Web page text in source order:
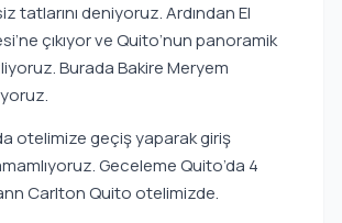
tatlarını deniyoruz. Ardından El
çıkıyor ve Quito’nun panoramik
Burada Bakire Meryem
otelimize geçiş yaparak giriş
Geceleme Quito’da 4
Carlton Quito otelimizde.